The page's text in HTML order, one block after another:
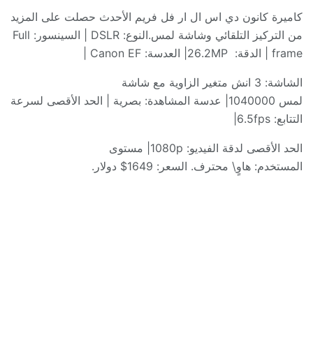
كاميرة كانون دي اس ال ار فل فريم الأحدث حصلت على المزيد
من التركيز التلقائي وشاشة لمس.النوع: DSLR | السينسور
: Full
frame |
الدقة:
26.2MP| العدسة: Canon EF |
الشاشة: 3
انش متغير الزاوية مع شاشة
لمس
عدسة المشاهدة: بصرية
الحد الأقصى لسرعة
التتابع: 6.5fps|
الحد الأقصى لدقة الفيديو: 1080p|
مستوى
المستخدم: هاوٍ\ محترف. السعر : 1649$ دولار .